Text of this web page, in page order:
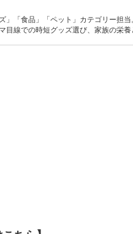
」「食品」「ペット」カテゴリー担
目線での時短グッズ選び、家族の栄